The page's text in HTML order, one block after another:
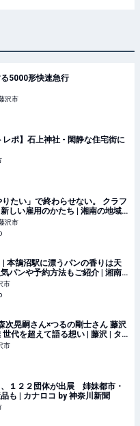
5000形快速急行
沢市
レポ】石上神社 - 閑静な住宅街に
たい」で終わらせない。 クラフ
しい雇用のかたち | 湘南の地域
沢市
本鵠沼駅に漂うパンの香りは天
パンや予約方法もご紹介 | 湘南
市
次晃嗣さん×つるの剛士さん 藤沢
代を超えて語る想い | 藤沢 | タ
市
１２２団体が出展 姉妹都市・
も | カナロコ by 神奈川新聞